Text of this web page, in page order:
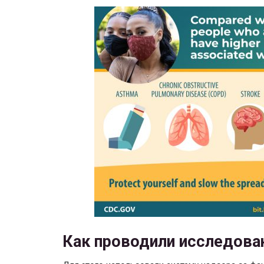
Как проводили